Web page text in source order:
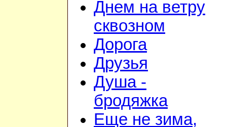
Днем на ветру
сквозном
Дорога
Друзья
Душа -
бродяжка
Еще не зима,